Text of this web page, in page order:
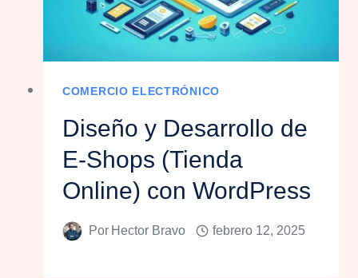
COMERCIO ELECTRÓNICO
Diseño y Desarrollo de
E-Shops (Tienda
Online) con WordPress
Por Hector Bravo febrero 12, 2025